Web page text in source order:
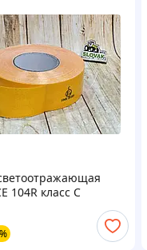
104R класс C
в рулоне для
на дороге